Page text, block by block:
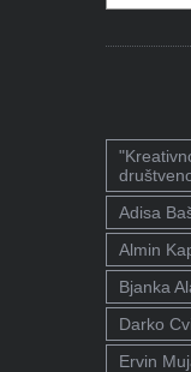
Adisa
Almin
Bjanka
Darko
Ervin